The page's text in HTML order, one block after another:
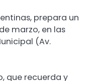
prepara un
marzo, en las
(Av.
que recuerda y